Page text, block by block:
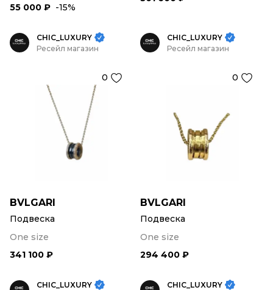
55 000 ₽ -15%
CHIC_LUXURY
Ресейл магазин
0
BVLGARI
Подвеска
One size
341 100 ₽
CHIC_LUXURY
Ресейл магазин
0
BVLGARI
Подвеска
One size
294 400 ₽
CHIC_LUXURY
CHIC_LUXURY